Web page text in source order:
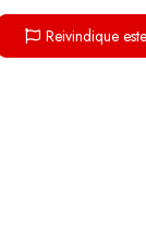
Reivindique